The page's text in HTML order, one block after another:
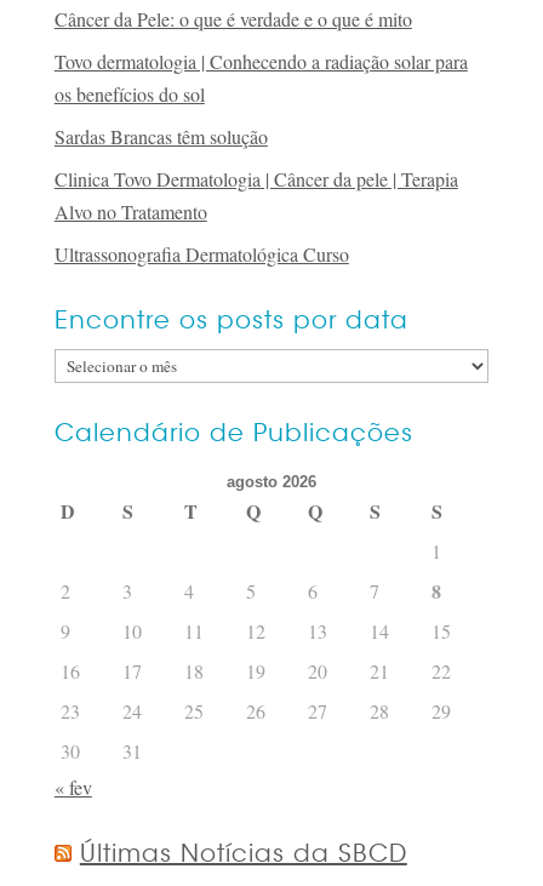
Câncer da Pele: o que é verdade e o que é mito
Tovo dermatologia | Conhecendo a radiação solar para
os benefícios do sol
Sardas Brancas têm solução
Clinica Tovo Dermatologia | Câncer da pele | Terapia
Alvo no Tratamento
Ultrassonografia Dermatológica Curso
Encontre os posts por data
Encontre
posts
Calendário de Publicações
agosto 2026
D S T Q Q S S
1
2
3 4 5 6 7 8
9 10 11 12 13 14
15
16
17 18 19 20 21
22
23
24 25 26 27 28
29
30
31
« fev
Últimas Notícias da SBCD